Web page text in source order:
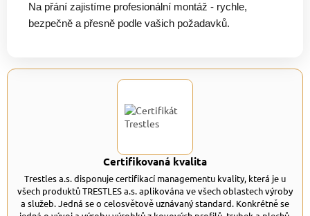
Na přání zajistíme profesionální montáž - rychle,
bezpečně a přesně podle vašich požadavků.
Certifikovaná kvalita
Trestles a.s. disponuje certifikací managementu kvality, která je u
všech produktů TRESTLES a.s. aplikována ve všech oblastech výroby
a služeb. Jedná se o celosvětově uznávaný standard. Konkrétně se